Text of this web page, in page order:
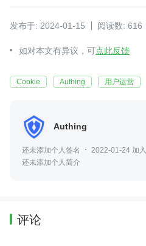
发布于: 2024-01-15 阅读数: 616
如对本文有异议，可点此反馈
Cookie Authing 用户运营
Authing
还未添加个人签名
2022-01-24 加入
还未添加个人简介
评论